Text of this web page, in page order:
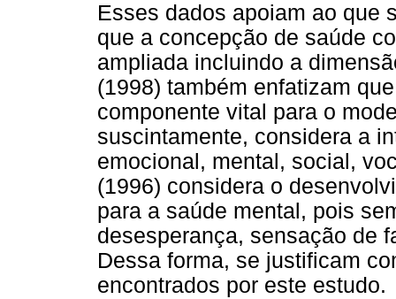
Esses dados apoiam ao que
que a concepção de saúde
ampliada incluindo a
(1998) também enfatizam
componente vital para o
suscintamente, considera a
emocional, mental, social,
(1996) considera o
para a saúde mental, pois
desesperança, sensação de
Dessa forma, se justificam
encontrados por este estudo.